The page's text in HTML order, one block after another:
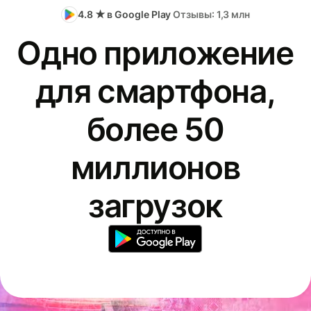
4.8 ★ в Google PlayОтзывы: 1,3 млн
Одно приложение
для смартфона,
более 50
миллионов
загрузок